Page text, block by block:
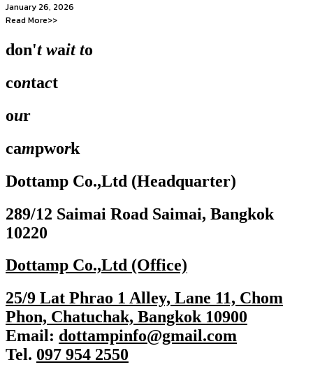
January 26, 2026
Read More>>
don't wait to
contact
our
campwork
Dottamp Co.,Ltd (Headquarter)
289/12 Saimai Road Saimai, Bangkok
10220
Dottamp Co.,Ltd (Office)
25/9 Lat Phrao 1 Alley, Lane 11, Chom
Phon, Chatuchak, Bangkok 10900
Email: dottampinfo@gmail.com
Tel. 097 954 2550